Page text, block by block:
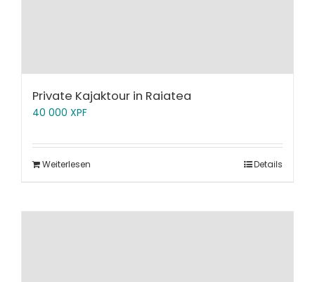
Private Kajaktour in Raiatea
40 000 XPF
Weiterlesen Details